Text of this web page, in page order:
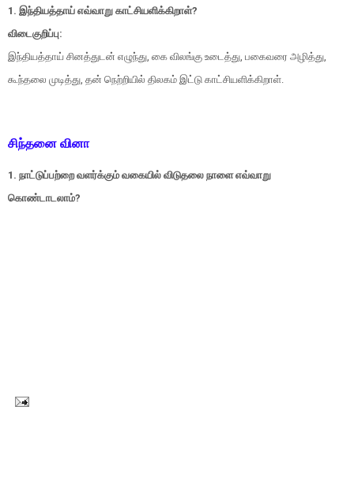
1. இந்தியத்தாய் எவ்வாறு காட்சியளிக்கிறாள்?
விடைகுறிப்பு:
இந்தியத்தாய் சினத்துடன் எழுந்து, கை விலங்கு உடைத்து, பகைவரை அழித்து,
கூந்தலை முடித்து, தன் நெற்றியில் திலகம் இட்டு காட்சியளிக்கிறாள்.
சிந்தனை வினா
1. நாட்டுப்பற்றை வளர்க்கும் வகையில் விடுதலை நாளை எவ்வாறு
கொண்டாடலாம்?